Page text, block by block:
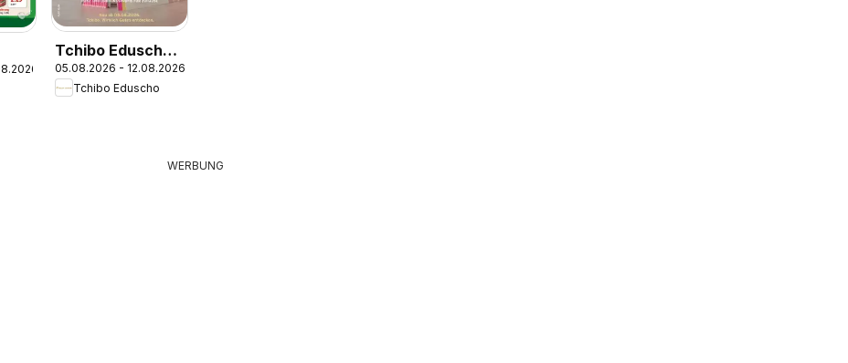
Tchibo Eduscho
Tchibo Magazin
05.08.2026 - 12.08.2026
Tchibo Eduscho
WERBUNG